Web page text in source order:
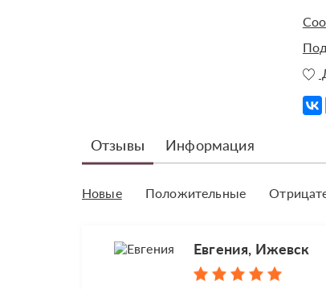
Отзывы Информация
Новые Положительные
Евгения, Ижевск